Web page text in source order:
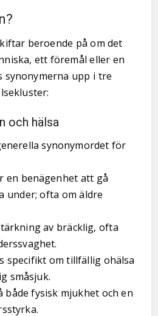
beroende på om det
ett föremål eller en
synonymerna upp i tre
och hälsa
synonymordet för
en benägenhet att gå
under; ofta om äldre
av bräcklig, ofta
specifikt om tillfällig ohälsa
småsjuk.
både fysisk mjukhet och en